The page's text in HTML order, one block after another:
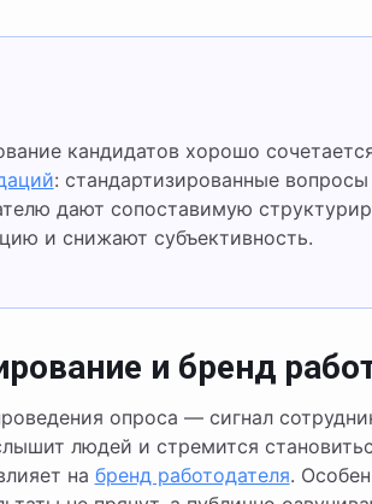
кандидатов хорошо
: стандартизированные
дают сопоставимую
и снижают субъективность.
и бренд
опроса — сигнал
людей и стремится
на бренд работодателя.